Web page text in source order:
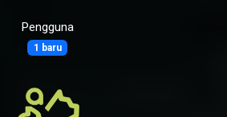
Pengguna
1 baru